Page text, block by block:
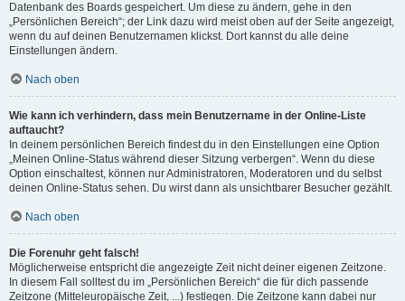
Datenbank des Boards gespeichert. Um diese zu ändern, gehe in den
„Persönlichen Bereich“; der Link dazu wird meist oben auf der Seite angezeigt,
wenn du auf deinen Benutzernamen klickst. Dort kannst du alle deine
Einstellungen ändern.
Nach oben
Wie kann ich verhindern, dass mein Benutzername in der Online-Liste
auftaucht?
In deinem persönlichen Bereich findest du in den Einstellungen eine Option
„Meinen Online-Status während dieser Sitzung verbergen“. Wenn du diese
Option einschaltest, können nur Administratoren, Moderatoren und du selbst
deinen Online-Status sehen. Du wirst dann als unsichtbarer Besucher gezählt.
Nach oben
Die Forenuhr geht falsch!
Möglicherweise entspricht die angezeigte Zeit nicht deiner eigenen Zeitzone.
In diesem Fall solltest du im „Persönlichen Bereich“ die für dich passende
Zeitzone (Mitteleuropäische Zeit, ...) festlegen. Die Zeitzone kann dabei nur